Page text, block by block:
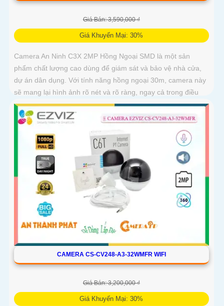
Giá Bán: 3,590,000 ₫
Giá Khuyến Mại: 30%
Camera An Ninh C3X 2MP Hồng Ngoại SMD là một sản
phẩm chất lượng cao dùng để giám sát và bảo vệ nhà cửa,
dự án dân dụng. Với tính năng hồng ngoại 30m, camera này
sẽ mang lại hình ảnh rõ nét và rõ ràng, ngay cả trong điều
kiện ánh sáng yếu
CAMERA CS-CV248-A3-32WMFR WIFI
Giá Bán: 3,200,000 ₫
Giá Khuyến Mại: 30%